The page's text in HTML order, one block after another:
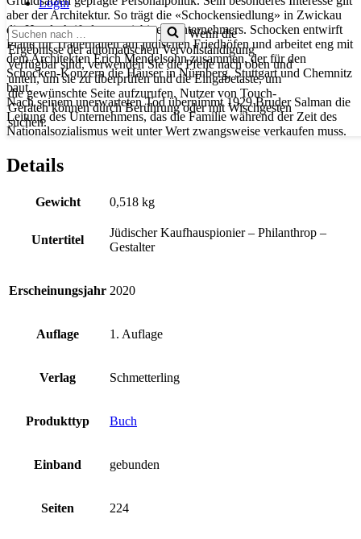
Login
Suchen
nach …
Wenn die
Ergebnisse der automatischen Vervollständigung
verfügbar sind, verwenden Sie die Pfeile nach oben und
unten, um sie zu überprüfen und die Eingabetaste, um
die gewünschte Seite aufzurufen. Nutzer von Touch-
Geräten können durch Berührung oder mit Wischgesten
suchen.
aber der Architektur. So trägt die «Schockensiedlung» in Zwickau
die Handschrift des umtriebigen Unternehmers. Schocken entwirft
Pläne für Trauerhallen auf jüdischen Friedhöfen und arbeitet eng mit
dem Architekten Erich Mendelsohn zusammen, der für den
Schocken-Konzern die Häuser in Nürnberg, Stuttgart und Chemnitz
baut.
Nach seinem unerwarteten Tod übernimmt 1929 Bruder Salman die
Leitung des Unternehmens, das die Familie während der Zeit des
Nationalsozialismus weit unter Wert zwangsweise verkaufen muss.
Details
Gewicht 0,518 kg
Untertitel
Jüdischer Kaufhauspionier – Philanthrop –
Gestalter
Erscheinungsjahr 2020
Auflage 1. Auflage
Verlag Schmetterling
Produkttyp Buch
Einband gebunden
Seiten 224